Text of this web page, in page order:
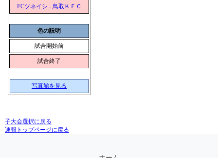
FCツネイシ - 鳥取ＫＦＣ
色の説明
試合開始前
試合終了
写真館を見る
子大会選択に戻る
速報トップページに戻る